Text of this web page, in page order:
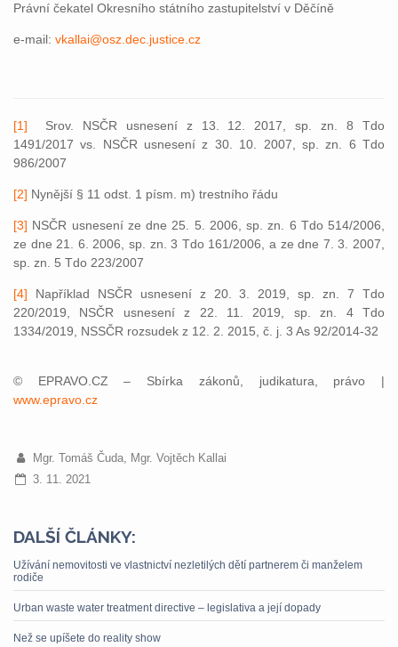
Právní čekatel Okresního státního zastupitelství v Děčíně
e-mail: vkallai@osz.dec.justice.cz
[1] Srov. NSČR usnesení z 13. 12. 2017, sp. zn. 8 Tdo
1491/2017 vs. NSČR usnesení z 30. 10. 2007, sp. zn. 6 Tdo
986/2007
[2] Nynější § 11 odst. 1 písm. m) trestního řádu
[3] NSČR usnesení ze dne 25. 5. 2006, sp. zn. 6 Tdo 514/2006,
ze dne 21. 6. 2006, sp. zn. 3 Tdo 161/2006, a ze dne 7. 3. 2007,
sp. zn. 5 Tdo 223/2007
[4] Například NSČR usnesení z 20. 3. 2019, sp. zn. 7 Tdo
220/2019, NSČR usnesení z 22. 11. 2019, sp. zn. 4 Tdo
1334/2019, NSSČR rozsudek z 12. 2. 2015, č. j. 3 As 92/2014-32
© EPRAVO.CZ – Sbírka zákonů, judikatura, právo |
www.epravo.cz
Mgr. Tomáš Čuda, Mgr. Vojtěch Kallai
3. 11. 2021
DALŠÍ ČLÁNKY:
Užívání nemovitosti ve vlastnictví nezletilých dětí partnerem či manželem
rodiče
Urban waste water treatment directive – legislativa a její dopady
Než se upíšete do reality show